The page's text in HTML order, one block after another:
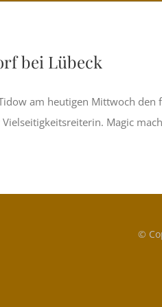
bei Lübeck
am heutigen Mittwoch den
Magic
©